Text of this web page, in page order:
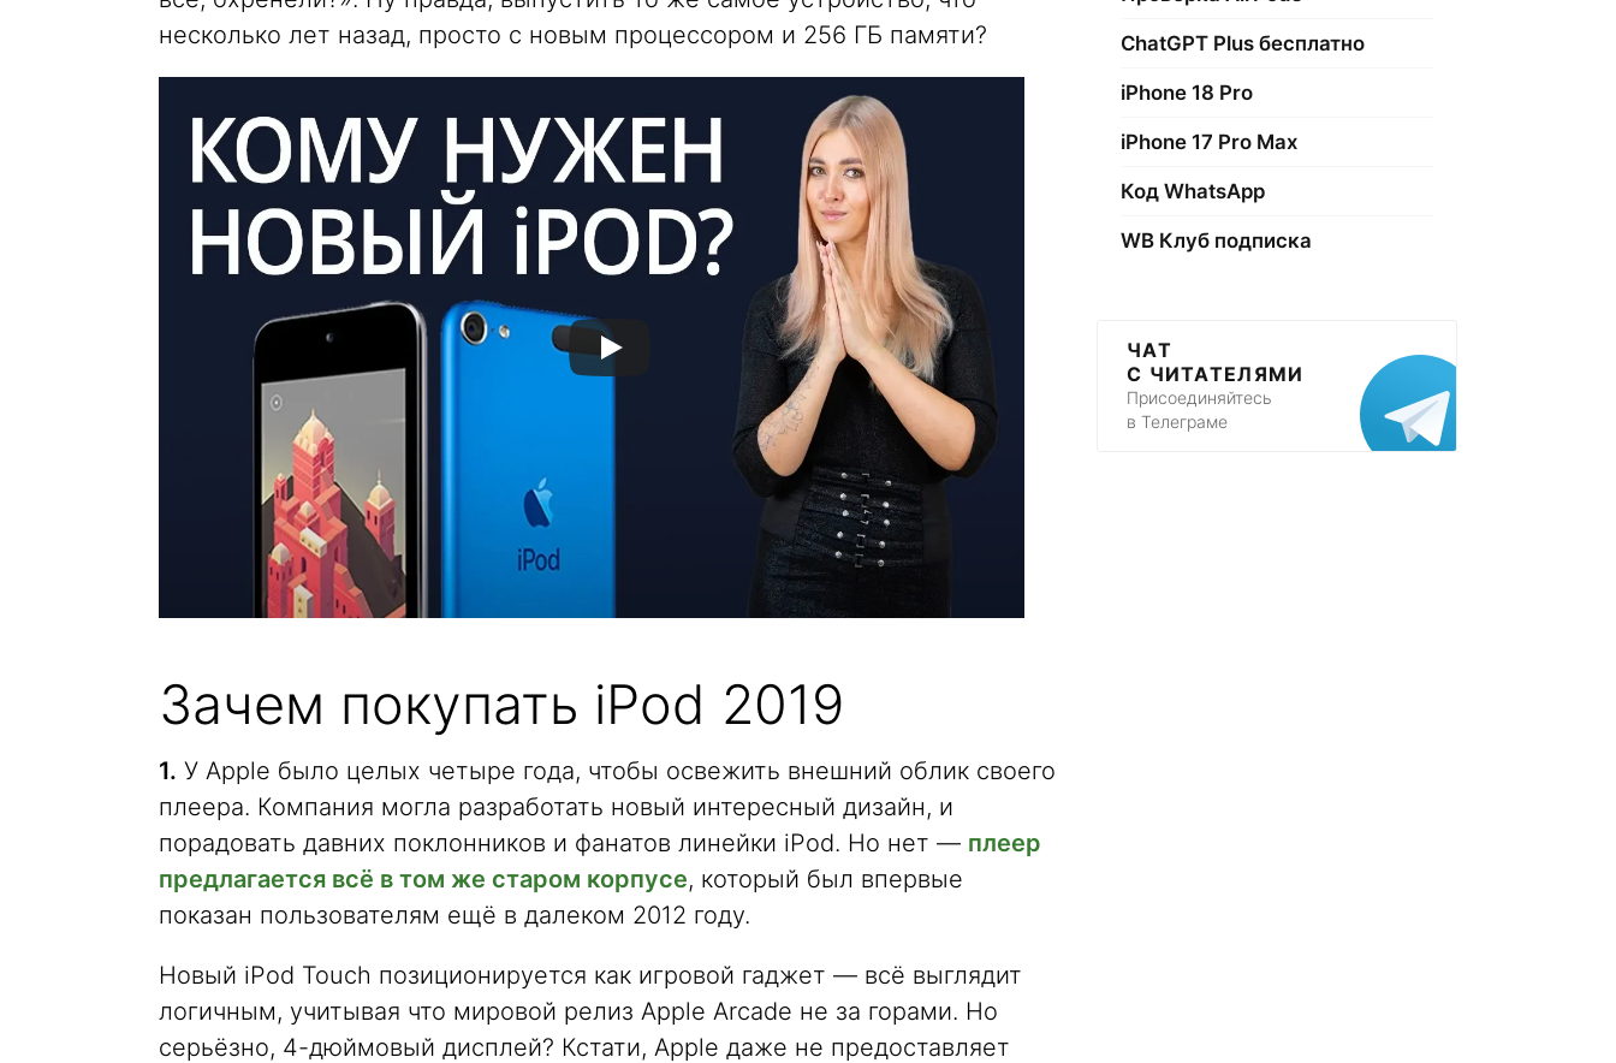
несколько лет назад, просто с новым процессором и 256 ГБ памяти?
Зачем покупать iPod 2019
1. У Apple было целых четыре года, чтобы освежить внешний облик своего
плеера. Компания могла разработать новый интересный дизайн, и
порадовать давних поклонников и фанатов линейки iPod. Но нет — плеер
предлагается всё в том же старом корпусе, который был впервые
показан пользователям ещё в далеком 2012 году.
Новый iPod Touch позиционируется как игровой гаджет — всё выглядит
логичным, учитывая что мировой релиз Apple Arcade не за горами. Но
серьёзно, 4-дюймовый дисплей? Кстати, Apple даже не предоставляет
ChatGPT Plus бесплатно
iPhone 18 Pro
iPhone 17 Pro Max
Код WhatsApp
WB Клуб подписка
ЧАТ
С ЧИТАТЕЛЯМИ
Присоединяйтесь
в Телеграме